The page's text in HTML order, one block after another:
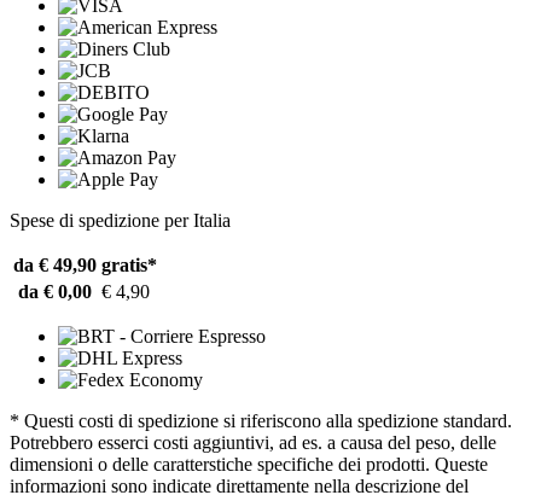
Spese di spedizione per Italia
da € 49,90 gratis*
da € 0,00 € 4,90
* Questi costi di spedizione si riferiscono alla spedizione standard.
Potrebbero esserci costi aggiuntivi, ad es. a causa del peso, delle
dimensioni o delle caratterstiche specifiche dei prodotti. Queste
informazioni sono indicate direttamente nella descrizione del